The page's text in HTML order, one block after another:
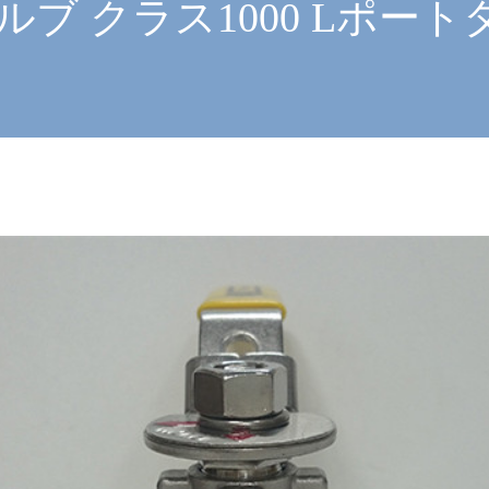
ブ クラス1000 Lポート